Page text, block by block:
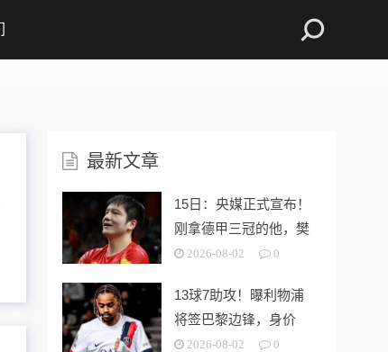
最新文章
15日：央媒正式宣布！
刚拿德甲三冠的他，樊
振东迎来新
2026-08-02 0
13球7助攻！曝利物浦
将签巴黎边锋，身价
7000万欧
2026-08-02 0